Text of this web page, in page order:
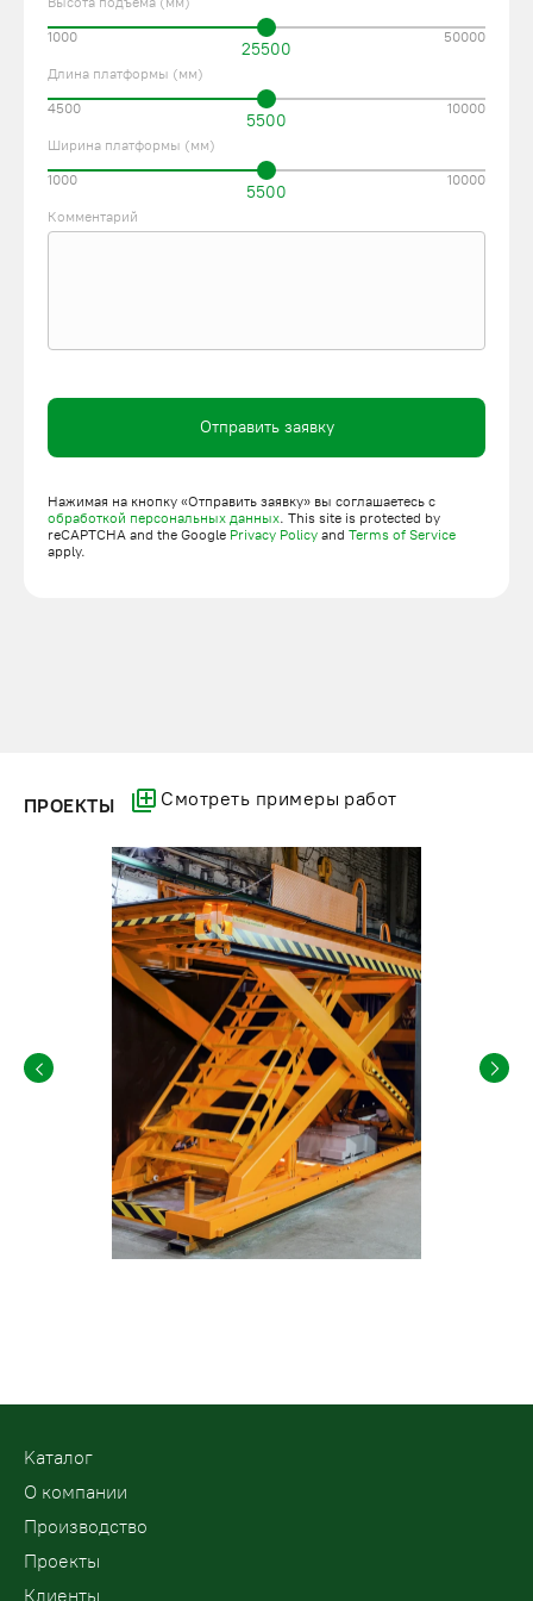
техническое обслуживание подъемников. На все
выпускаемые модели предоставляем расширенную
гарантию. Оставляйте заявку на сайте или закажите обратный
звонок.
25500
1000 50000
Длина платформы (мм)
5500
4500 10000
Ширина платформы (мм)
5500
1000 10000
Комментарий
Отправить заявку
Нажимая на кнопку «Отправить заявку» вы соглашаетесь с
обработкой персональных данных. This site is protected by
reCAPTCHA and the Google Privacy Policy and Terms of Service
apply.
ПРОЕКТЫ Смотреть примеры работ
Kаталог
О компании
Производство
Проекты
Клиенты